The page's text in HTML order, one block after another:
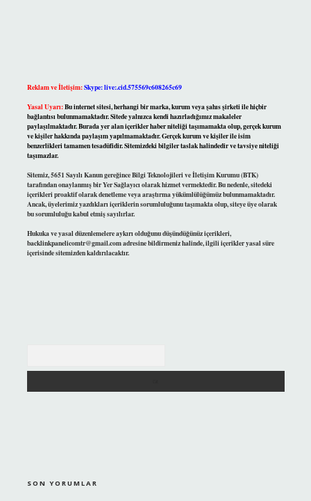
Reklam ve İletişim:Skype: live:.cid.575569c608265c69
Yasal Uyarı:Bu internet sitesi, herhangi bir marka, kurum veya şahıs şirketi ile hiçbir
bağlantısı bulunmamaktadır. Sitede yalnızca kendi hazırladığımız makaleler
paylaşılmaktadır. Burada yer alan içerikler haber niteliği taşımamakta olup, gerçek kurum
ve kişiler hakkında paylaşım yapılmamaktadır. Gerçek kurum ve kişiler ile isim
benzerlikleri tamamen tesadüfidir. Sitemizdeki bilgiler taslak halindedir ve tavsiye niteliği
taşımazlar.
Sitemiz, 5651 Sayılı Kanun gereğince Bilgi Teknolojileri ve İletişim Kurumu (BTK)
tarafından onaylanmış bir Yer Sağlayıcı olarak hizmet vermektedir. Bu nedenle, sitedeki
içerikleri proaktif olarak denetleme veya araştırma yükümlülüğümüz bulunmamaktadır.
Ancak, üyelerimiz yazdıkları içeriklerin sorumluluğunu taşımakta olup, siteye üye olarak
bu sorumluluğu kabul etmiş sayılırlar.
Hukuka ve yasal düzenlemelere aykırı olduğunu düşündüğünüz içerikleri,
backlinkpanelicomtr@gmail.comadresine bildirmeniz halinde, ilgili içerikler yasal süre
içerisinde sitemizden kaldırılacaktır.
SON YORUMLAR